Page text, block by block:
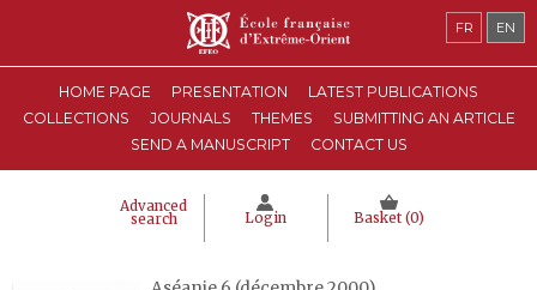
HOME PAGE PRESENTATION
LATEST PUBLICATIONS
COLLECTIONS
JOURNALS THEMES
SUBMITTING AN ARTICLE
SEND A MANUSCRIPT
CONTACT US
Advanced
search Login Basket (0)
FR EN